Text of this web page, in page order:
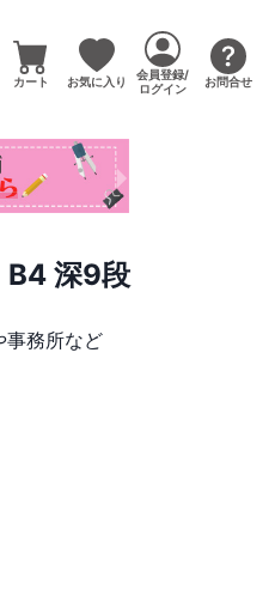
カート お気に入り
会員登録/
ログイン
お問合せ
B4 深9段
事務所など